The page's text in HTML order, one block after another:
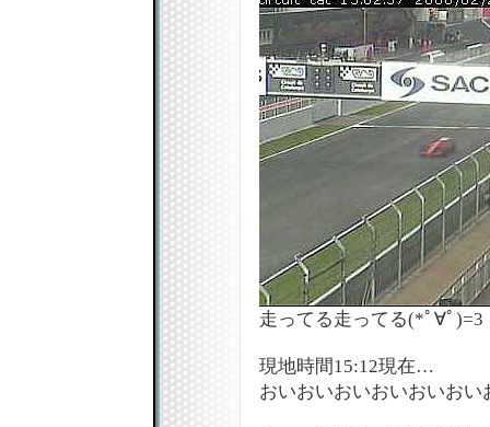
走ってる走ってる(*ﾟ∀ﾟ)=3
現地時間15:12現在…
おいおいおいおいおいお